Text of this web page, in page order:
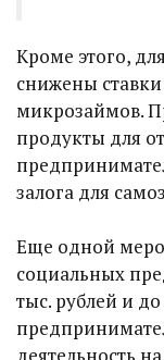
Кроме этого,
снижены
микрозаймов.
продукты для
залога для
Еще одной
социальных
тыс. рублей и